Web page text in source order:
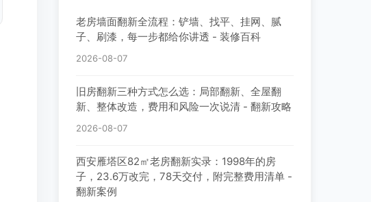
老房墙面翻新全流程：铲墙、找平、挂网、腻
子、刷漆，每一步都给你讲透 - 装修百科
2026-08-07
旧房翻新三种方式怎么选：局部翻新、全屋翻
新、整体改造，费用和风险一次说清 - 翻新攻略
2026-08-07
西安雁塔区82㎡老房翻新实录：1998年的房
子，23.6万改完，78天交付，附完整费用清单 -
翻新案例